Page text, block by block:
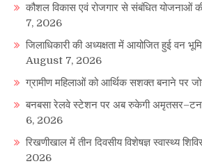
कौशल विकास एवं रोजगार से संबंधित योजनाओं
7, 2026
जिलाधिकारी की अध्यक्षता में आयोजित हुई वन
August 7, 2026
ग्रामीण महिलाओं को आर्थिक सशक्त बनाने पर
बनबसा रेलवे स्टेशन पर अब रुकेगी
6, 2026
रिखणीखाल में तीन दिवसीय विशेषज्ञ स्वास्थ्य
2026